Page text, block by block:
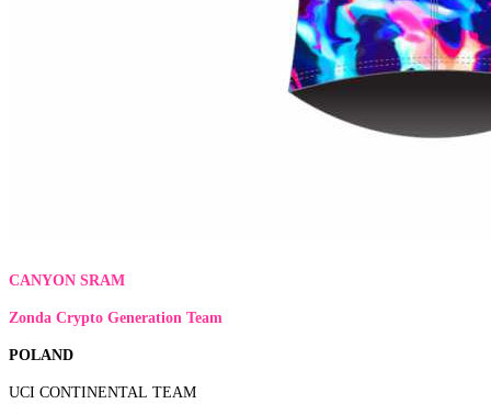
CANYON SRAM
Zonda Crypto Generation Team
POLAND
UCI CONTINENTAL TEAM